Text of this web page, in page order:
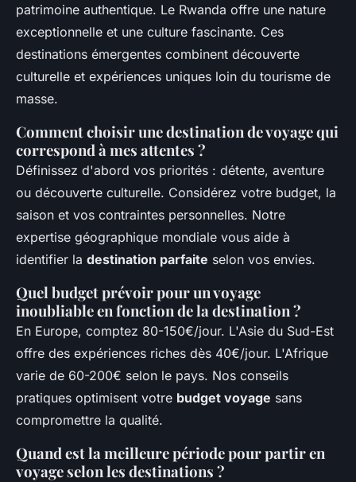
patrimoine authentique. Le Rwanda offre une nature
exceptionnelle et une culture fascinante. Ces
destinations émergentes combinent découverte
culturelle et expériences uniques loin du tourisme de
masse.
Comment choisir une destination de voyage qui
correspond à mes attentes ?
Définissez d'abord vos priorités : détente, aventure
ou découverte culturelle. Considérez votre budget, la
saison et vos contraintes personnelles. Notre
expertise géographique mondiale vous aide à
identifier la destination parfaite selon vos envies.
Quel budget prévoir pour un voyage
inoubliable en fonction de la destination ?
En Europe, comptez 80-150€/jour. L'Asie du Sud-Est
offre des expériences riches dès 40€/jour. L'Afrique
varie de 60-200€ selon le pays. Nos conseils
pratiques optimisent votre budget voyage sans
compromettre la qualité.
Quand est la meilleure période pour partir en
voyage selon les destinations ?